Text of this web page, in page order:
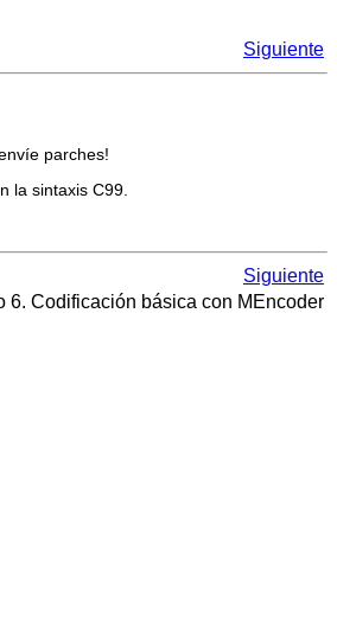
Siguiente
parches!
la sintaxis C99.
Siguiente
6. Codificación básica con MEncoder